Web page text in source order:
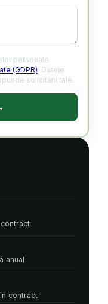
personale
(GDPR). Datele
solicitării tale.
anual
contract